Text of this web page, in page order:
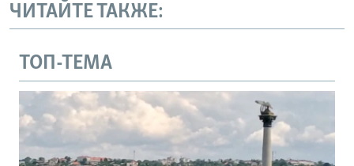
ЧИТАЙТЕ ТАКЖЕ:
ТОП-ТЕМА